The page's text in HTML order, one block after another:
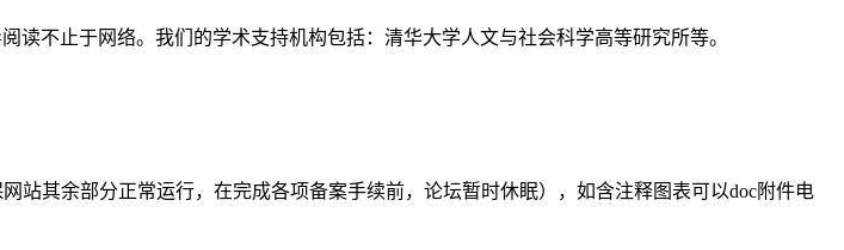
读不止于网络。我们的学术支持机构包括：清华大学人文与社会科学高等研究所等。
站其余部分正常运行，在完成各项备案手续前，论坛暂时休眠），如含注释图表可以doc附件电